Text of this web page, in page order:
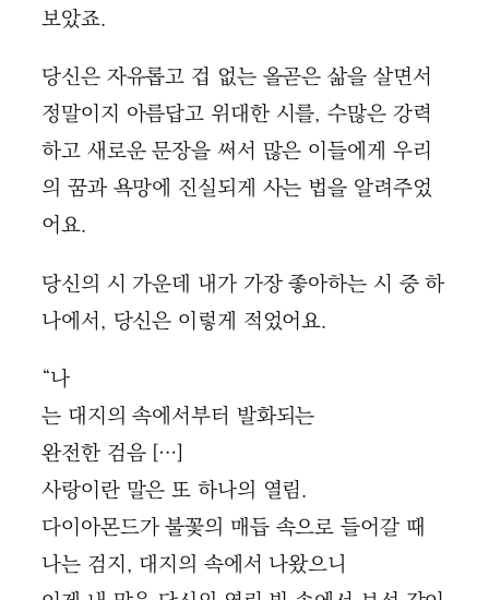
보았죠.
당신은 자유롭고 겁 없는 올곧은 삶을 살면서
정말이지 아름답고 위대한 시를, 수많은 강력
하고 새로운 문장을 써서 많은 이들에게 우리
의 꿈과 욕망에 진실되게 사는 법을 알려주었
어요.
당신의 시 가운데 내가 가장 좋아하는 시 중 하
나에서, 당신은 이렇게 적었어요.
“나
는 대지의 속에서부터 발화되는
완전한 검음 […]
사랑이란 말은 또 하나의 열림.
다이아몬드가 불꽃의 매듭 속으로 들어갈 때
나는 검지, 대지의 속에서 나왔으니